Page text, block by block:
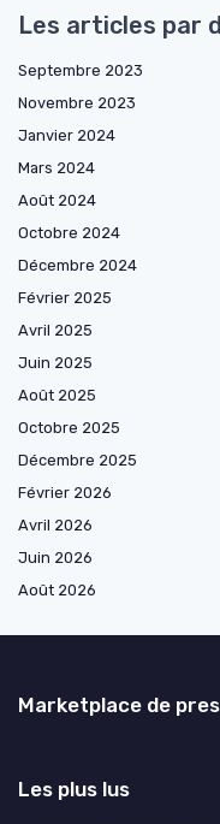
Les articles par
Septembre 2023
Novembre 2023
Janvier 2024
Mars 2024
Août 2024
Octobre 2024
Décembre 2024
Février 2025
Avril 2025
Juin 2025
Août 2025
Octobre 2025
Décembre 2025
Février 2026
Avril 2026
Juin 2026
Août 2026
Marketplace de
Les plus lus